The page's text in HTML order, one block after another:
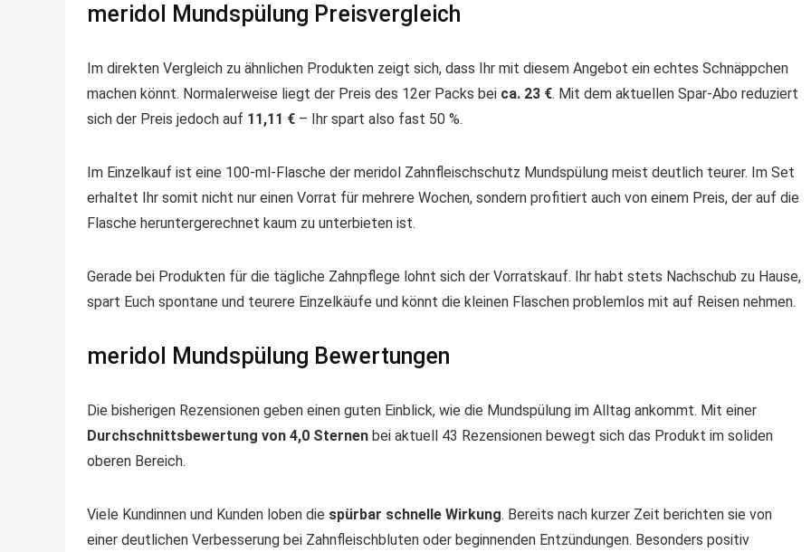
meridol Mundspülung Preisvergleich
Im direkten Vergleich zu ähnlichen Produkten zeigt sich, dass Ihr mit diesem Angebot ein echtes Schnäppchen
machen könnt. Normalerweise liegt der Preis des 12er Packs bei ca. 23 €. Mit dem aktuellen Spar-Abo reduziert
sich der Preis jedoch auf 11,11 € – Ihr spart also fast 50 %.
Im Einzelkauf ist eine 100-ml-Flasche der meridol Zahnfleischschutz Mundspülung meist deutlich teurer. Im Set
erhaltet Ihr somit nicht nur einen Vorrat für mehrere Wochen, sondern profitiert auch von einem Preis, der auf die
Flasche heruntergerechnet kaum zu unterbieten ist.
Gerade bei Produkten für die tägliche Zahnpflege lohnt sich der Vorratskauf. Ihr habt stets Nachschub zu Hause,
spart Euch spontane und teurere Einzelkäufe und könnt die kleinen Flaschen problemlos mit auf Reisen nehmen.
meridol Mundspülung Bewertungen
Die bisherigen Rezensionen geben einen guten Einblick, wie die Mundspülung im Alltag ankommt. Mit einer
Durchschnittsbewertung von 4,0 Sternen bei aktuell 43 Rezensionen bewegt sich das Produkt im soliden
oberen Bereich.
Viele Kundinnen und Kunden loben die spürbar schnelle Wirkung. Bereits nach kurzer Zeit berichten sie von
einer deutlichen Verbesserung bei Zahnfleischbluten oder beginnenden Entzündungen. Besonders positiv